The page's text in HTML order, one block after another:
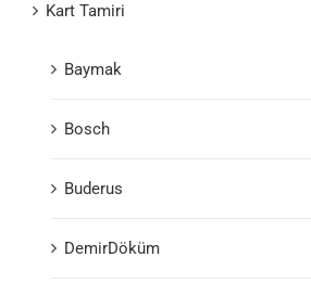
Kart Tamiri
Baymak
Bosch
Buderus
DemirDöküm